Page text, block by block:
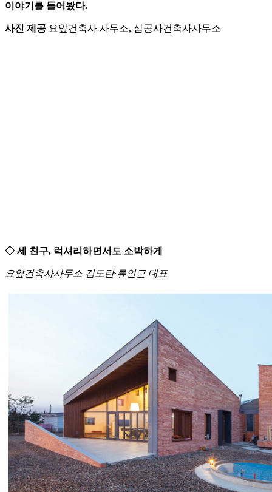
이야기를 들어봤다.
사진 제공 요앞건축사 사무소, 삼공사건축사사무소
◇ 세 친구, 럭셔리하면서도 소박하게
요앞건축사사무소 김도란·류인근 대표